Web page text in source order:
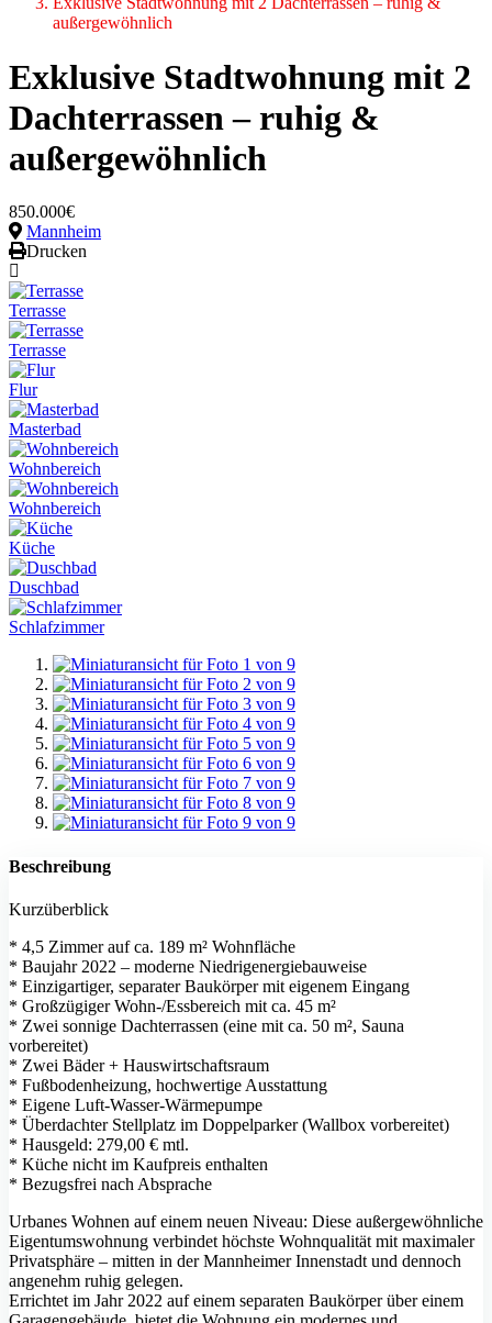
außergewöhnlich
Exklusive Stadtwohnung mit 2
Dachterrassen – ruhig &
außergewöhnlich
850.000€
Mannheim
Drucken
Terrasse
Terrasse
Flur
Masterbad
Wohnbereich
Wohnbereich
Küche
Duschbad
Schlafzimmer
Beschreibung
Kurzüberblick
* 4,5 Zimmer auf ca. 189 m² Wohnfläche
* Baujahr 2022 – moderne Niedrigenergiebauweise
* Einzigartiger, separater Baukörper mit eigenem Eingang
* Großzügiger Wohn-/Essbereich mit ca. 45 m²
* Zwei sonnige Dachterrassen (eine mit ca. 50 m², Sauna
vorbereitet)
* Zwei Bäder + Hauswirtschaftsraum
* Fußbodenheizung, hochwertige Ausstattung
* Eigene Luft-Wasser-Wärmepumpe
* Überdachter Stellplatz im Doppelparker (Wallbox vorbereitet)
* Hausgeld: 279,00 € mtl.
* Küche nicht im Kaufpreis enthalten
* Bezugsfrei nach Absprache
Urbanes Wohnen auf einem neuen Niveau: Diese außergewöhnliche
Eigentumswohnung verbindet höchste Wohnqualität mit maximaler
Privatsphäre – mitten in der Mannheimer Innenstadt und dennoch
angenehm ruhig gelegen.
Errichtet im Jahr 2022 auf einem separaten Baukörper über einem